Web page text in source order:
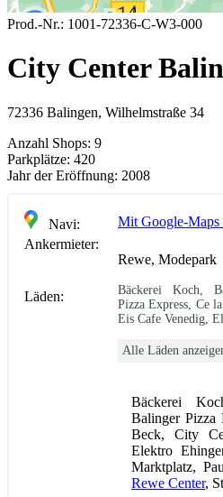
Prod.-Nr.: 1001-72336-C-W3-000
City Center
72336 Balingen, Wilhelmstraße 34
Anzahl Shops: 9
Parkplätze: 420
Jahr der Eröffnung: 2008
Navi:
Mit Google-Maps
Ankermieter:
Rewe, Modepark
Läden:
Bäckerei Koch,
Pizza Express, Ce
Eis Cafe Venedig,
Alle Läden
Bäckerei
Balinger Pizza
Beck, City
Elektro
Marktplatz,
Rewe Center,